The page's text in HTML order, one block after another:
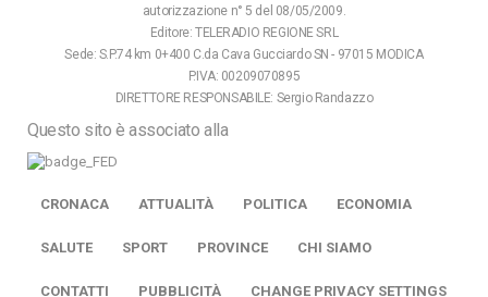
autorizzazione n° 5 del 08/05/2009.
Editore: TELERADIO REGIONE SRL
Sede: S.P.74 km 0+400 C.da Cava Gucciardo SN - 97015 MODICA
P.IVA: 00209070895
DIRETTORE RESPONSABILE: Sergio Randazzo
Questo sito è associato alla
CRONACA ATTUALITÀ POLITICA ECONOMIA
SALUTE SPORT PROVINCE CHI SIAMO
CONTATTI PUBBLICITÀ CHANGE PRIVACY SETTINGS